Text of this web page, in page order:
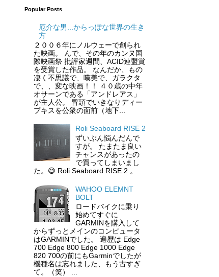
Popular Posts
厄介な男...からっぽな世界の生き
方
２００６年にノルウェーで創られ
た映画。 んで、その年のカンヌ国
際映画祭 批評家週間、ACID連盟賞
を受賞した作品。 なんだか、もの
凄く不思議で、嘆美で、ガラクタ
で、、変な映画！！ ４０歳の中年
オサーンである「アンドレアス」
が主人公。 冒頭でいきなりディー
プキスを公衆の面前（地下...
Roli Seaboard RISE 2
ずいぶん悩んだんで
すが。 たまたま良い
チャンスがあったの
で買ってしまいまし
た。😅 Roli Seaboard RISE 2 。
WAHOO ELEMNT
BOLT
ロードバイクに乗り
始めてすぐに
GARMINを購入して
からずっとメインのコンピュータ
はGARMINでした。 遍歴は Edge
700 Edge 800 Edge 1000 Edge
820 700の前にもGarminでしたが
機種名は忘れました、もう古すぎ
て。（笑） ...